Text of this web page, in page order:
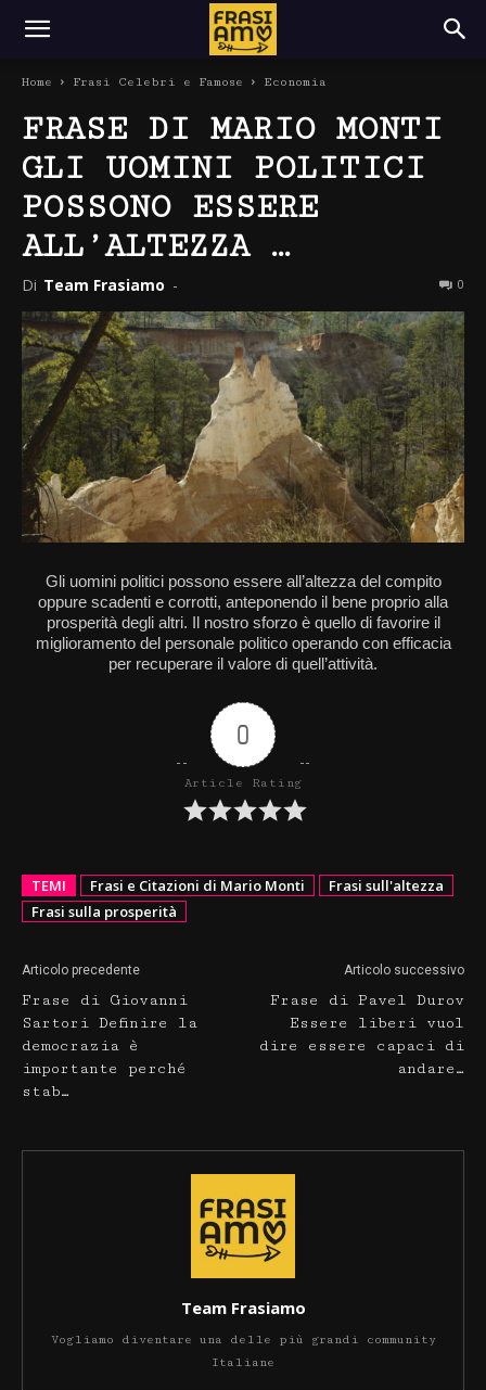
Home Frasi Celebri e Famose Economia
FRASE DI MARIO MONTI
GLI UOMINI POLITICI
POSSONO ESSERE
ALL’ALTEZZA …
Di Team Frasiamo - 0
Gli uomini politici possono essere all’altezza del compito
oppure scadenti e corrotti, anteponendo il bene proprio alla
prosperità degli altri. Il nostro sforzo è quello di favorire il
miglioramento del personale politico operando con efficacia
per recuperare il valore di quell’attività.
0
Article Rating
TEMI Frasi e Citazioni di Mario Monti
Frasi sull'altezza
Frasi sulla prosperità
Articolo precedente
Frase di Giovanni
Sartori Definire la
democrazia è
importante perché
stab…
Articolo successivo
Frase di Pavel Durov
Essere liberi vuol
dire essere capaci di
andare…
Team Frasiamo
Vogliamo diventare una delle più grandi community
Italiane